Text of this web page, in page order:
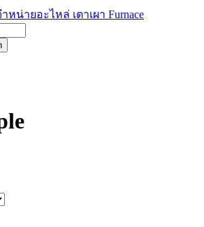
ำหน่ายอะไหล่ เตาเผา Furnace